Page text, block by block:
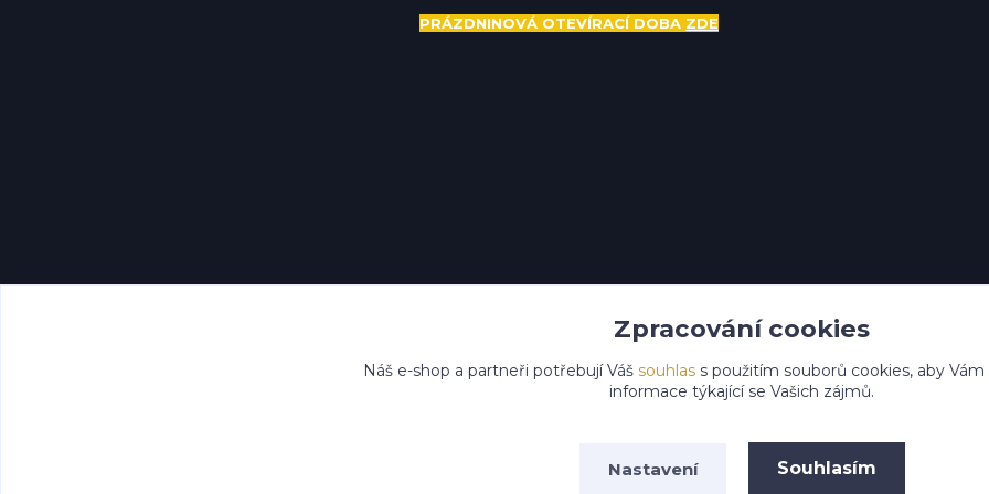
PRÁZDNINOVÁ OTEVÍRACÍ DOBA ZDE
Zpracování cookies
Náš e-shop a partneři potřebují Váš souhlass použitím souborů cookies, aby
informace týkající se Vašich zájmů.
Nastavení Souhlasím